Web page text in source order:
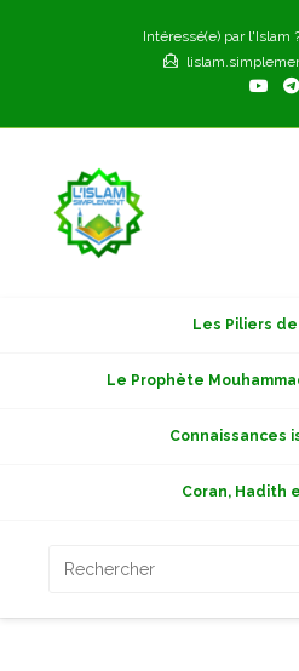
Intéressé(e) par l'Islam
Les Piliers de
Le Prophète
Connaissances
Coran, Hadith